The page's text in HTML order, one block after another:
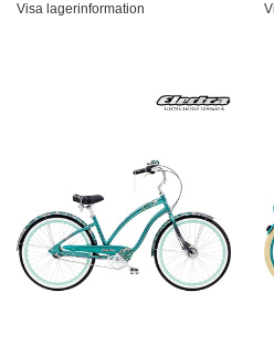
Visa lagerinformation